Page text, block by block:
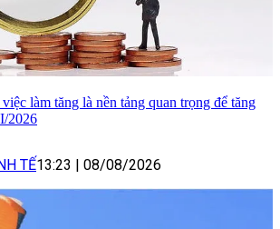
làm tăng là nền tảng quan trọng để tăng
2026
TẾ13:23 08/08/2026